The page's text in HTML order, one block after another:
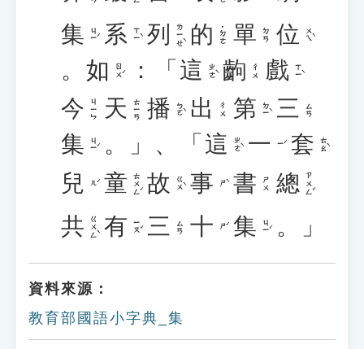
集 ㄐㄧˊ 系 ㄒㄧˋ 列 ㄌㄧㄝˋ 的 ˙ㄉㄜ 單 ㄉㄢ 位 ㄨㄟˋ
。 如 ㄖㄨˊ ：「 這 ㄓㄜˋ 齣 ㄔㄨ 戲 ㄒㄧˋ
今 ㄐㄧㄣ 天 ㄊㄧㄢ 播 ㄅㄛˋ 出 ㄔㄨ 第 ㄉㄧˋ 三 ㄙㄢ
集 ㄐㄧˊ 。」、「 這 ㄓㄜˋ 一 ㄧˊ 套 ㄊㄠˋ
兒 ㄦˊ 童 ㄊㄨㄥˊ 故 ㄍㄨˋ 事 ㄕˋ 書 ㄕㄨ 總 ㄗㄨㄥˇ
共 ㄍㄨㄥˋ 有 ㄧㄡˇ 三 ㄙㄢ 十 ㄕˊ 集 ㄐㄧˊ 。」
資料來源：
教育部國語小字典_集